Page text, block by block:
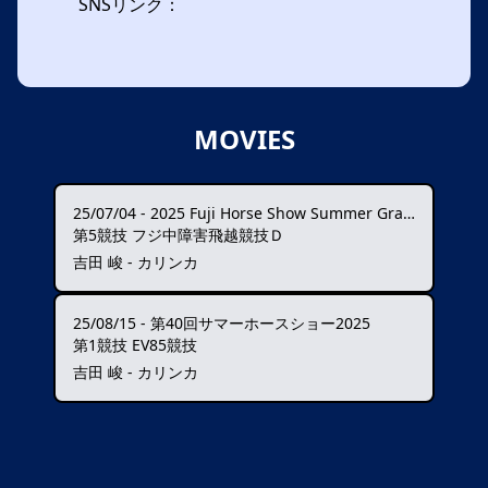
MOVIES
25/07/04 - 2025 Fuji Horse Show Summer Grand Prix ★★★
第5競技 フジ中障害飛越競技Ｄ
吉田 峻 - カリンカ
25/08/15 - 第40回サマーホースショー2025
第1競技 EV85競技
吉田 峻 - カリンカ